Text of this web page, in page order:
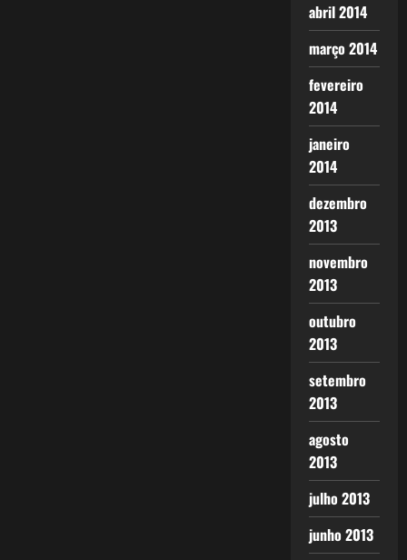
abril 2014
março 2014
fevereiro
2014
janeiro
2014
dezembro
2013
novembro
2013
outubro
2013
setembro
2013
agosto
2013
julho 2013
junho 2013